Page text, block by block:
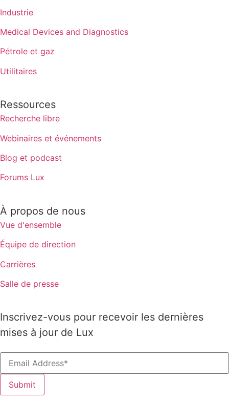
Industrie
Medical Devices and Diagnostics
Pétrole et gaz
Utilitaires
Ressources
Recherche libre
Webinaires et événements
Blog et podcast
Forums Lux
À propos de nous
Vue d'ensemble
Équipe de direction
Carrières
Salle de presse
Inscrivez-vous pour recevoir les dernières
mises à jour de Lux